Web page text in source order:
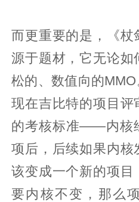
而更重要的是，《杖
源于题材，它无论如
松的、数值向的
现在吉比特的项目评
的考核标准——内核
项后，后续如果内核
该变成一个新的项目
要内核不变，那么